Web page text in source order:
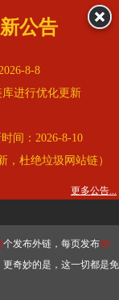
外链只是一个简便而集成
弊，那您可以使用超级外
坛发布外链，到友情链接
链，它是动态的链接，
，最终使搜索引擎收录带
个发布外链，每页发布10
奇妙的是，这一切都是免
链，
查看展示页面
录公告
8-8
库进行优化更新
间：2026-8-10
，杜绝垃圾网站链）
更多公告...